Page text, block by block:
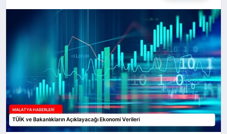
SAĞLIK
SIYASET
SPOR